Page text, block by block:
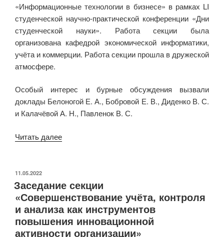
«Информационные технологии в бизнесе» в рамках LI
студенческой научно-практической конференции «Дни
студенческой науки». Работа секции была
организована кафедрой экономической информатики,
учёта и коммерции. Работа секции прошла в дружеской
атмосфере.
Особый интерес и бурные обсуждения вызвали
доклады Белоногой Е. А., Бобровой Е. В., Диденко В. С.
и Калачёвой А. Н., Павленок В. С.
Читать далее«Заседание
в
бизнесе»»
ОПУБЛИКОВАНО
11.05.2022
Заседание секции
«Совершенствование учёта, контроля
и анализа как инструментов
повышения инновационной
активности организации»